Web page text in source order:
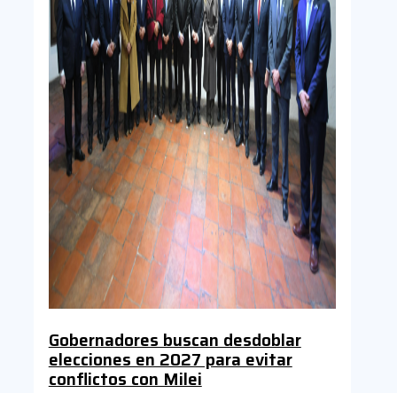
Gobernadores buscan desdoblar
elecciones en 2027 para evitar
conflictos con Milei